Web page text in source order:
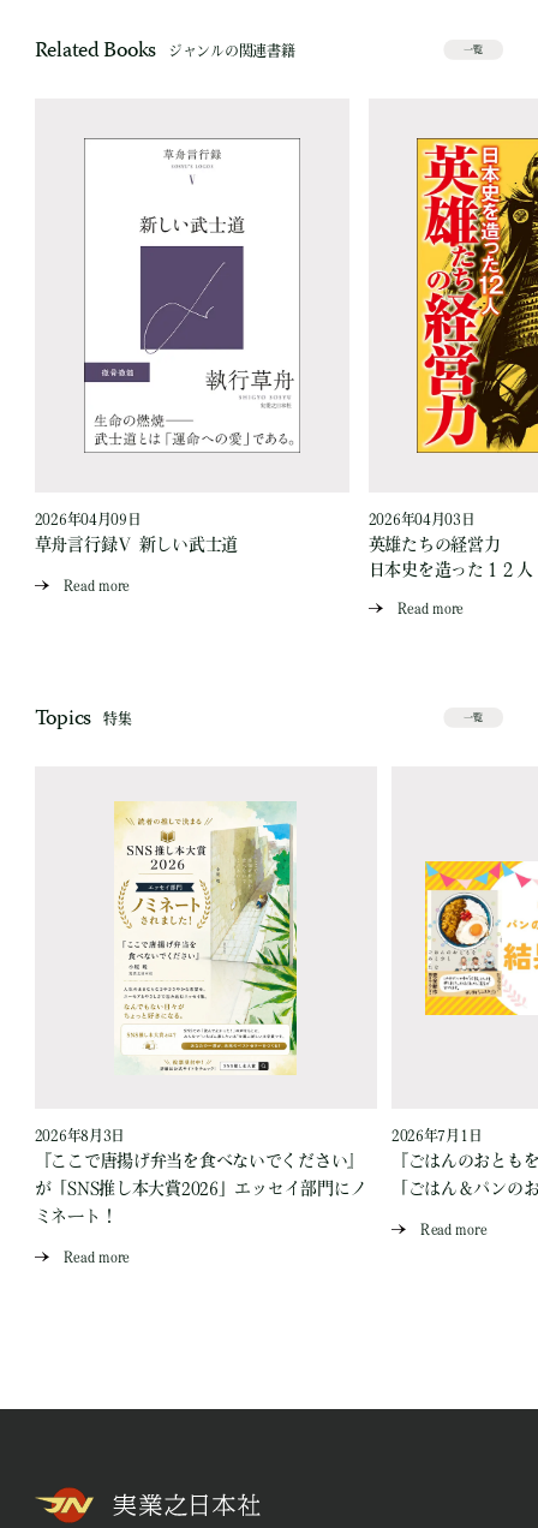
Related Books ジャンルの関連書籍 一覧
2026年04月09日
草舟言行録Ⅴ 新しい武士道
Read more
2026年04月03日
英雄たちの経営力
日本史を造った１２人
Read more
Topics 特集 一覧
2026年8月3日
『ここで唐揚げ弁当を食べないでください』
が「SNS推し本大賞2026」エッセイ部門にノ
ミネート！
Read more
2026年7月1日
『ごはんのおとも
「ごはん＆パンの
Read more